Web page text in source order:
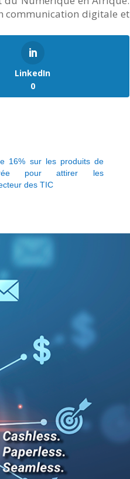
communication digitale et
LinkedIn
0
16% sur les produits de
pour attirer les
des TIC